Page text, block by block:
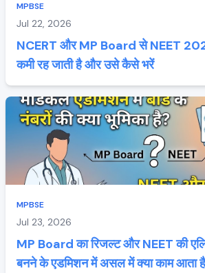
MPBSE
Jul 22, 2026
NCERT और MP Board से NEET
कमी रह जाती है और उसे कैसे भरें
MPBSE
Jul 23, 2026
MP Board का रिजल्ट और NEET की
बनने के एडमिशन में असल में क्या काम आता है